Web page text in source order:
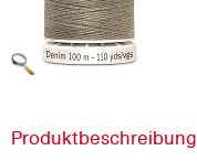
Produktbeschreibung